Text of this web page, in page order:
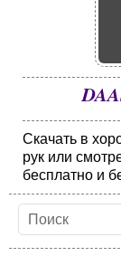
Скачать в
рук или
бесплатно и